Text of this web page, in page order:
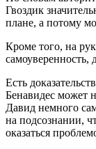
Гвоздик
плане, а потому
Кроме того, на
самоуверенность,
Есть
Бенавидес может
Давид немного
на подсознании,
оказаться